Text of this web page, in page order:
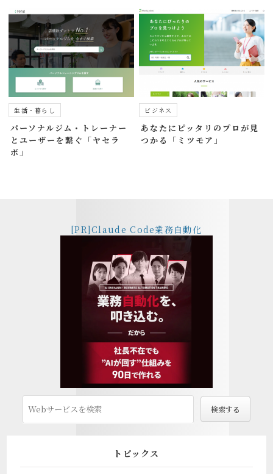
生活・暮らし
パーソナルジム・トレーナー
とユーザーを繋ぐ「ヤセラ
ボ」
ビジネス
あなたにピッタリのプロが見
つかる「ミツモア」
[PR]Claude Code業務自動化
トピックス